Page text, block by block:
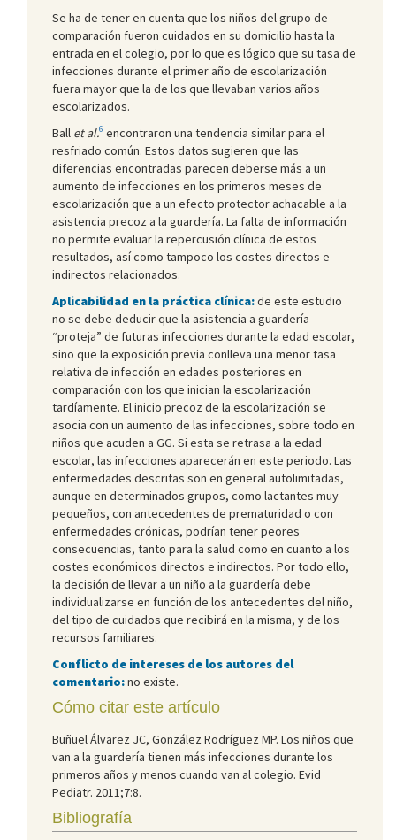
Se ha de tener en cuenta que los niños del grupo de
comparación fueron cuidados en su domicilio hasta la
entrada en el colegio, por lo que es lógico que su tasa de
infecciones durante el primer año de escolarización
fuera mayor que la de los que llevaban varios años
escolarizados.
Ball et al.6 encontraron una tendencia similar para el
resfriado común. Estos datos sugieren que las
diferencias encontradas parecen deberse más a un
aumento de infecciones en los primeros meses de
escolarización que a un efecto protector achacable a la
asistencia precoz a la guardería. La falta de información
no permite evaluar la repercusión clínica de estos
resultados, así como tampoco los costes directos e
indirectos relacionados.
Aplicabilidad en la práctica clínica:de este estudio
no se debe deducir que la asistencia a guardería
“proteja” de futuras infecciones durante la edad escolar,
sino que la exposición previa conlleva una menor tasa
relativa de infección en edades posteriores en
comparación con los que inician la escolarización
tardíamente. El inicio precoz de la escolarización se
asocia con un aumento de las infecciones, sobre todo en
niños que acuden a GG. Si esta se retrasa a la edad
escolar, las infecciones aparecerán en este periodo. Las
enfermedades descritas son en general autolimitadas,
aunque en determinados grupos, como lactantes muy
pequeños, con antecedentes de prematuridad o con
enfermedades crónicas, podrían tener peores
consecuencias, tanto para la salud como en cuanto a los
costes económicos directos e indirectos. Por todo ello,
la decisión de llevar a un niño a la guardería debe
individualizarse en función de los antecedentes del niño,
del tipo de cuidados que recibirá en la misma, y de los
recursos familiares.
Conflicto de intereses de los autores del
comentario:no existe.
Cómo citar este artículo
Buñuel Álvarez JC, González Rodríguez MP. Los niños que
van a la guardería tienen más infecciones durante los
primeros años y menos cuando van al colegio. Evid
Pediatr. 2011;7:8.
Bibliografía